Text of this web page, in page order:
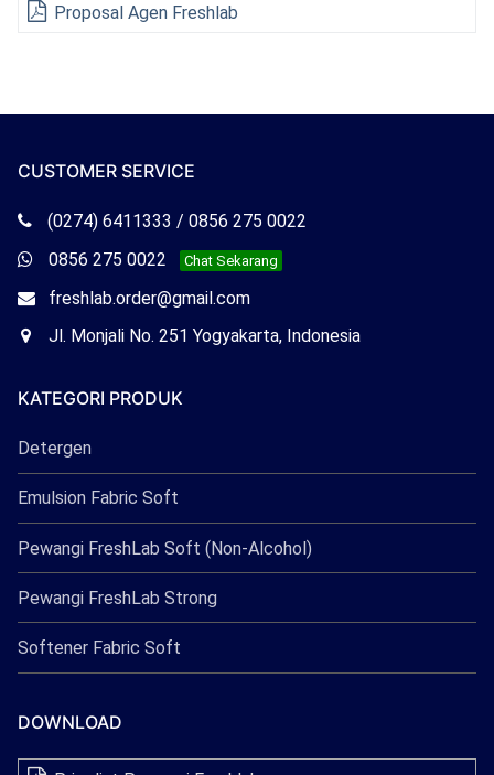
Proposal Agen Freshlab
CUSTOMER SERVICE
Telepon
Freshlab
(0274) 6411333 / 0856 275 0022
Whatsapp
Freshlab
0856 275 0022 Chat Sekarang
Email
Freshlab
freshlab.order@gmail.com
OfficeJl. Monjali No. 251 Yogyakarta, Indonesia
KATEGORI PRODUK
Detergen
Emulsion Fabric Soft
Pewangi FreshLab Soft (Non-Alcohol)
Pewangi FreshLab Strong
Softener Fabric Soft
DOWNLOAD